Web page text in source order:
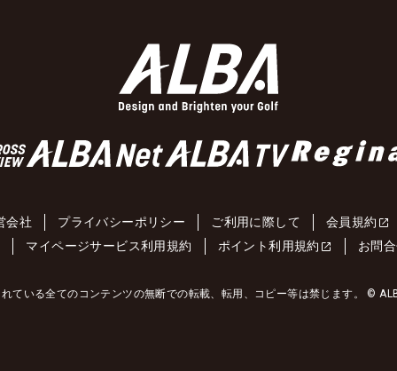
会社 プライバシーポリシー ご利用に際して
会員規約
マイページサービス利用規約 ポイント利用規約 お問
ている全てのコンテンツの無断での転載、転用、コピー等は禁じます。 ©